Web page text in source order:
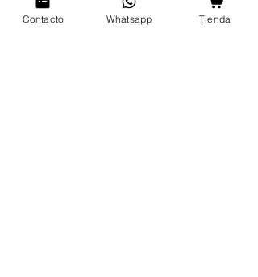
y así lograr mayor duración y
rendimiento.
Contacto Whatsapp Tienda